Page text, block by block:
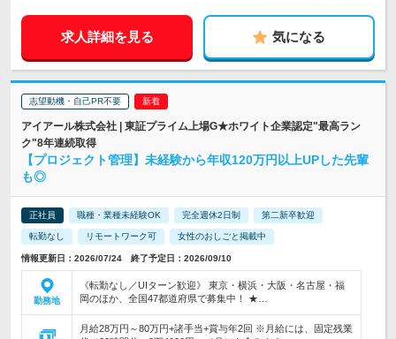
求人詳細を見る 気になる
志望動機・自己PR不要
アイアール株式会社 | 東証プライム上場G★ホワイト企業認定"最高ラン
ク"8年連続取得
【プロジェクト管理】未経験から年収120万円以上UPした先輩
も◎
正社員 職種・業種未経験OK 完全週休2日制 第二新卒歓迎
転勤なし リモートワーク可 女性のおしごと掲載中
情報更新日：2026/07/24 終了予定日：2026/09/10
勤務地
《転勤なし／UIターン歓迎》 東京・横浜・大阪・名古屋・福
岡のほか、全国47都道府県で募集中！ ★…
月給28万円～80万円+諸手当+賞与年2回 ※月給には、固定残業